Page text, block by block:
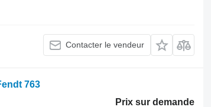
Contacter le vendeur
763
Prix sur demande